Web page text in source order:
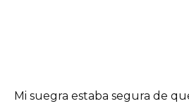
Mi suegra estaba segura de